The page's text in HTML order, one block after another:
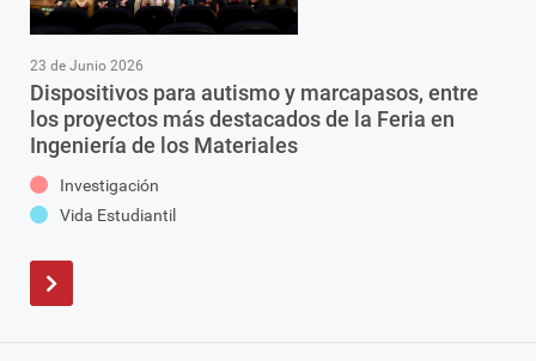
23 de Junio 2026
Dispositivos para autismo y marcapasos, entre
los proyectos más destacados de la Feria en
Ingeniería de los Materiales
Investigación
Vida Estudiantil